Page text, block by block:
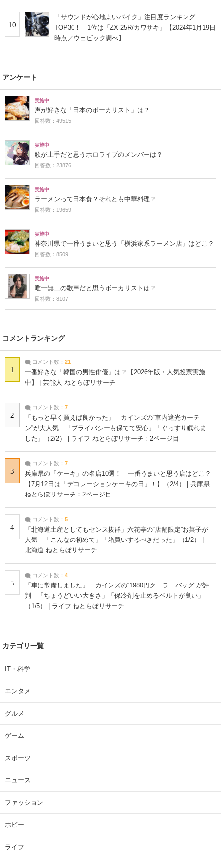
10
「サウンドが心地よいバイク」注目度ランキング
TOP30！ 1位は「ZX-25R/カワサキ」【2024年1月19日
時点／ウェビック調べ】
アンケート
実施中
声が好きな「日本のボーカリスト」は？
回答数：49515
実施中
歌が上手だと思うホロライブのメンバーは？
回答数：23876
実施中
ラーメンって日本食？それとも中華料理？
回答数：19659
実施中
神奈川県で一番うまいと思う「横浜家系ラーメン店」はどこ？
回答数：8509
実施中
唯一無二の歌声だと思うボーカリストは？
回答数：8107
コメントランキング
1
コメント数： 21
一番好きな「韓国の男性俳優」は？【2026年版・人気投票実施
中】 | 芸能人 ねとらぼリサーチ
2
コメント数： 7
「もっと早く買えば良かった」 カインズの“車内遮光カーテ
ン”が大人気 「プライバシーも保てて安心」「ぐっすり眠れま
した」（2/2） | ライフ ねとらぼリサーチ：2ページ目
3
コメント数： 7
兵庫県の「ケーキ」の名店10選！ 一番うまいと思う店はどこ？
【7月12日は「デコレーションケーキの日」！】（2/4） | 兵庫県
ねとらぼリサーチ：2ページ目
4
コメント数： 5
「北海道土産としてもセンス抜群」六花亭の“店舗限定”お菓子が
人気 「こんなの初めて」「箱買いするべきだった」（1/2） |
北海道 ねとらぼリサーチ
5
コメント数： 4
「車に常備しました」 カインズの“1980円クーラーバッグ”が評
判 「ちょうどいい大きさ」「保冷剤を止めるベルトが良い」
（1/5） | ライフ ねとらぼリサーチ
カテゴリ一覧
IT・科学
エンタメ
グルメ
ゲーム
スポーツ
ニュース
ファッション
ホビー
ライフ